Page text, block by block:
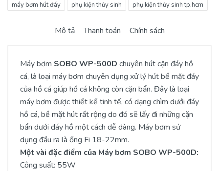
máy bơm hút đáy
phụ kiện thủy sinh phụ kiện thủy sinh tp.hcm
Mô tả Thanh toán Chính sách
Máy bơm SOBO WP-500D chuyên hút cặn đáy hồ
cá, là loại máy bơm chuyên dụng xử lý hút bề mặt đáy
của hồ cá giúp hồ cá không còn cặn bẩn. Đây là loại
máy bơm được thiết kế tinh tế, có dạng chìm dưới đáy
hồ cá, bề mặt hút rất rộng do đó sẽ lấy đi những cặn
bẩn dưới đáy hồ một cách dễ dàng. Máy bơm sử
dụng đầu ra là ống Fi 18-22mm.
Một vài đặc điểm của Máy bơm SOBO WP-500D:
Công suất: 55W